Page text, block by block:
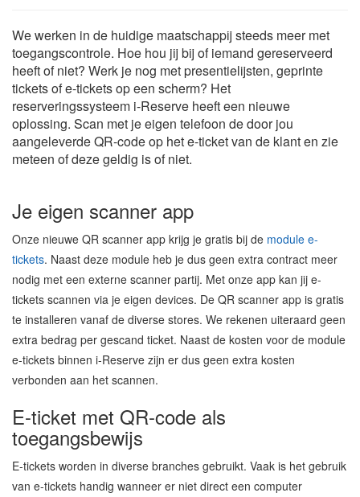
We werken in de huidige maatschappij steeds meer met
toegangscontrole. Hoe hou jij bij of iemand gereserveerd
heeft of niet? Werk je nog met presentielijsten, geprinte
tickets of e-tickets op een scherm? Het
reserveringssysteem i-Reserve heeft een nieuwe
oplossing. Scan met je eigen telefoon de door jou
aangeleverde QR-code op het e-ticket van de klant en zie
meteen of deze geldig is of niet.
Je eigen scanner app
Onze nieuwe QR scanner app krijg je gratis bij de module e-
tickets. Naast deze module heb je dus geen extra contract meer
nodig met een externe scanner partij. Met onze app kan jij e-
tickets scannen via je eigen devices. De QR scanner app is gratis
te installeren vanaf de diverse stores. We rekenen uiteraard geen
extra bedrag per gescand ticket. Naast de kosten voor de module
e-tickets binnen i-Reserve zijn er dus geen extra kosten
verbonden aan het scannen.
E-ticket met QR-code als
toegangsbewijs
E-tickets worden in diverse branches gebruikt. Vaak is het gebruik
van e-tickets handig wanneer er niet direct een computer